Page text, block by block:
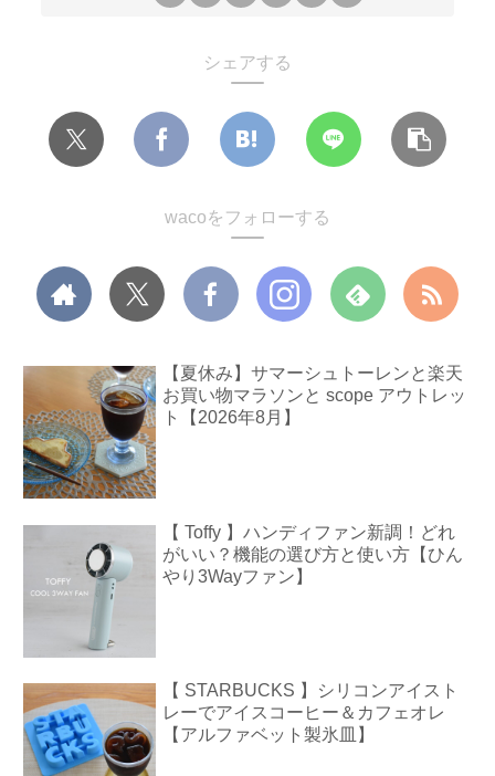
シェアする
wacoをフォローする
【夏休み】サマーシュトーレンと楽天
お買い物マラソンと scope アウトレッ
ト【2026年8月】
【 Toffy 】ハンディファン新調！どれ
がいい？機能の選び方と使い方【ひん
やり3Wayファン】
【 STARBUCKS 】シリコンアイスト
レーでアイスコーヒー＆カフェオレ
【アルファベット製氷皿】